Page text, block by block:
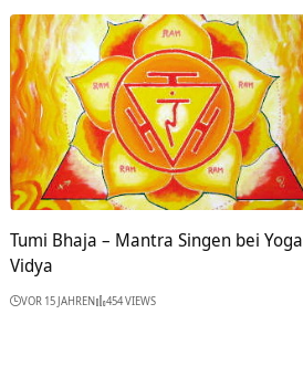
Tumi Bhaja – Mantra Singen bei Yoga
Vidya
VOR 15 JAHREN 454 VIEWS